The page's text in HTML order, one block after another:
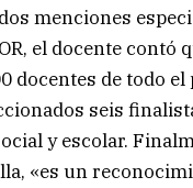
menciones
el docente
docentes de todo
seis
y escolar.
«es un